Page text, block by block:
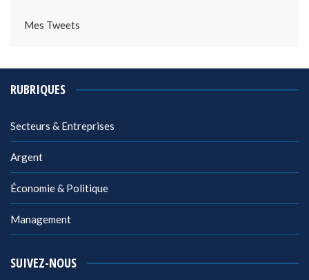
Mes Tweets
RUBRIQUES
Secteurs & Entreprises
Argent
Économie & Politique
Management
SUIVEZ-NOUS